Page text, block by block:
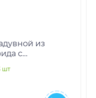
из
с
шт